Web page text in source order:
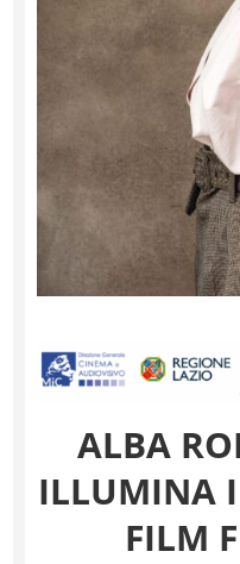
ALBA
ILLUMINA
FILM